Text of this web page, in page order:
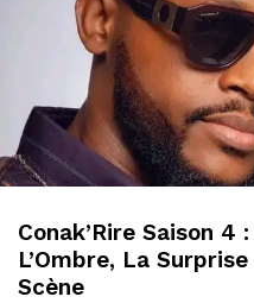
Conak’Rire Saison 4
L’Ombre, La
Scène